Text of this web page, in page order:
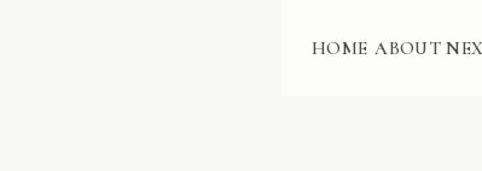
HOME ABOUT